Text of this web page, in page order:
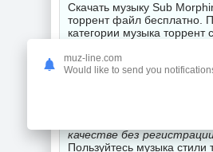
Скачать музыку Sub
торрент файл бесплатно.
категории музыка торрент
глубокого и точного
жанра любимой
скачать новинки Sub
качестве без
Пользуйтесь музыка стили
muz-line.com
Would like to send you